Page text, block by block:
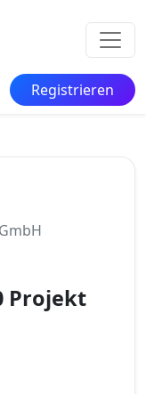
Registrieren
Projekt